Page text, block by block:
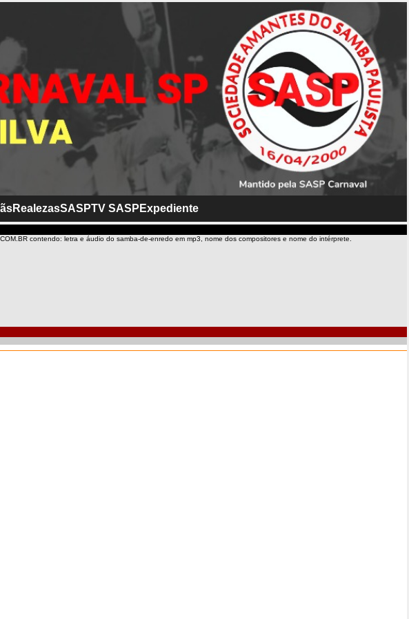
RealezasSASPTV SASP Expediente
contendo: letra e áudio do samba-de-enredo em mp3, nome dos compositores e nome do intérprete.